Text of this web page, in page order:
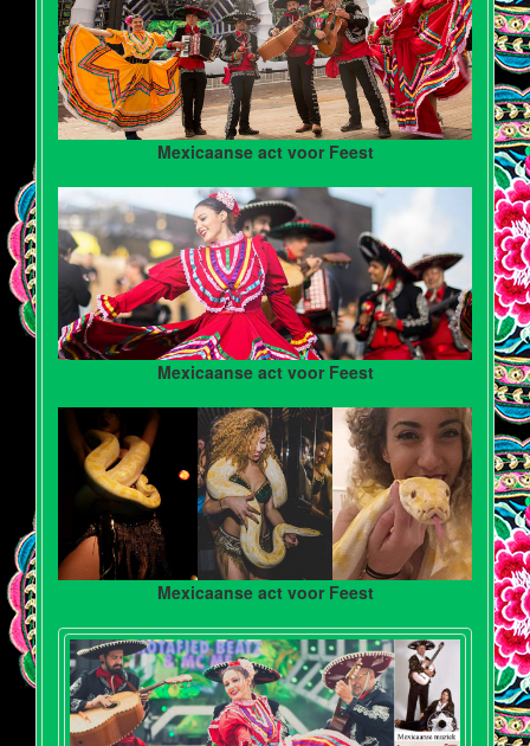
Mexicaanse act voor Feest
Mexicaanse act voor Feest
Mexicaanse act voor Feest